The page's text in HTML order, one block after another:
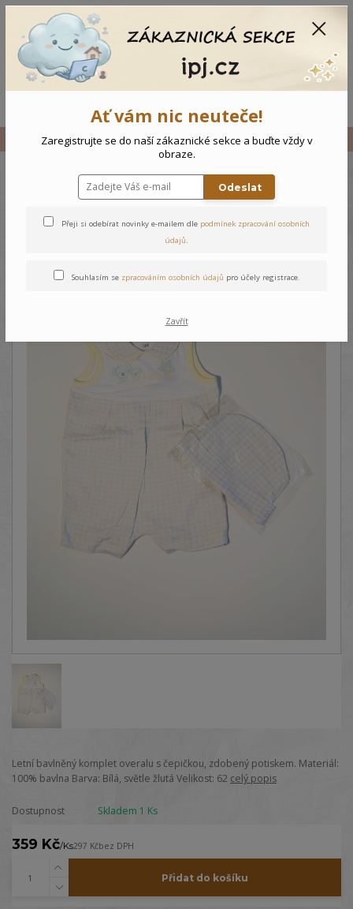
Vše Kojenecký komplet Koala - 62
Kojenecký komplet Koala - 62
Letní bavlněný komplet overalu s čepičkou, zdobený potiskem. Materiál:
100% bavlna Barva: Bílá, světle žlutá Velikost: 62 celý popis
Dostupnost Skladem 1 Ks
359 Kč/Ks297 Kčbez DPH
Přidat do košíku
Ať vám nic neuteče!
Zaregistrujte se do naší zákaznické sekce a buďte vždy v
obraze.
Odeslat
Přeji si odebírat novinky e-mailem dle podmínek zpracování osobních
údajů.
Souhlasím se zpracováním osobních údajů pro účely registrace.
Zavřít